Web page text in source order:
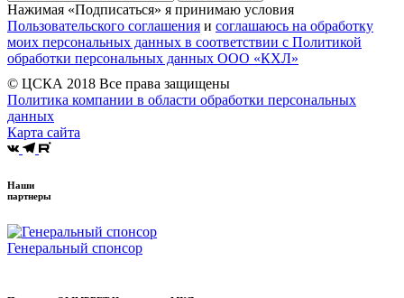
Нажимая «Подписаться» я принимаю условия
Пользовательского соглашения и соглашаюсь на обработку
моих персональных данных в соответствии с Политикой
обработки персональных данных ООО «КХЛ»
© ЦСКА 2018 Все права защищены
Политика компании в области обработки персональных
данных
Карта сайта
Наши
партнеры
Генеральный спонсор